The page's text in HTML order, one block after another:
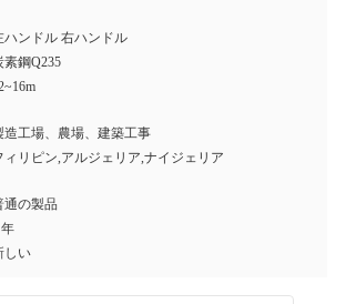
ハンドル 右ハンドル
素鋼Q235
造工場、農場、建築工事
ィリピン,アルジェリア,ナイジェリア
通の製品
年
しい